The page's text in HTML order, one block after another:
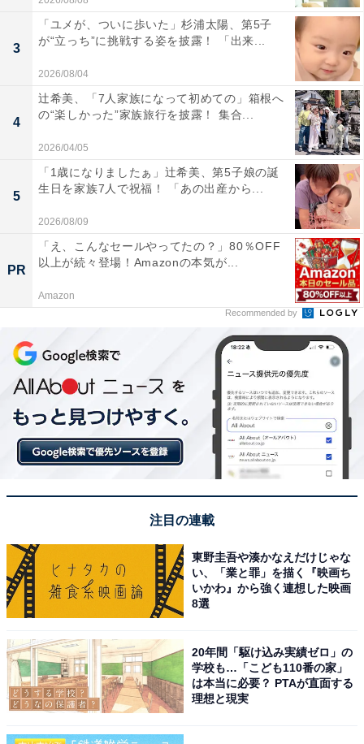
3
「ユメが、ついに歩いた」杉浦太陽、第5子
が“立っち”に挑戦する姿を披露！ 「出来...
2026/08/04
4
辻希美、「7人家族になって初めての」箱根へ
の“楽しかった”家族旅行を披露！ 集合...
2026/04/05
5
「1歳になりましたぁ」辻希美、第5子娘の誕
生日を家族7人で祝福！ 「あの出産から...
2026/08/09
PR
「え、こんなセールやってたの？」80％OFF
以上が続々登場！Amazonの本気が...
Amazon
Recommended by
注目の連載
東野圭吾や湊かなえだけじゃな
い、「業と罪」を描く『映画ち
いかわ』から強く連想した映画
8選
20年間「駆け込み実績ゼロ」の
学校も…「こども110番の家」
は本当に必要？ PTAが直面する
理想と現実